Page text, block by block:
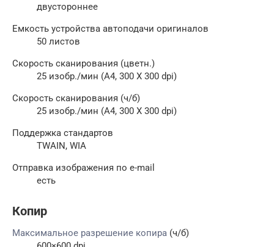
двустороннее
Емкость устройства автоподачи оригиналов
50 листов
Скорость сканирования (цветн.)
25 изобр./мин (A4, 300 X 300 dpi)
Скорость сканирования (ч/б)
25 изобр./мин (A4, 300 X 300 dpi)
Поддержка стандартов
TWAIN, WIA
Отправка изображения по e-mail
есть
Копир
Максимальное разрешение копира (ч/б)